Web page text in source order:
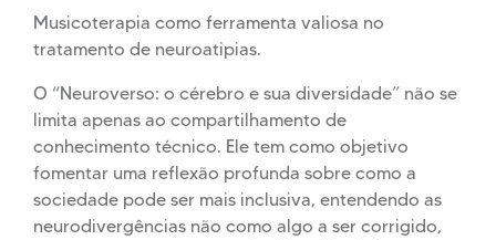
Musicoterapia como ferramenta valiosa no
tratamento de neuroatipias.
O “Neuroverso: o cérebro e sua diversidade” não se
limita apenas ao compartilhamento de
conhecimento técnico. Ele tem como objetivo
fomentar uma reflexão profunda sobre como a
sociedade pode ser mais inclusiva, entendendo as
neurodivergências não como algo a ser corrigido,